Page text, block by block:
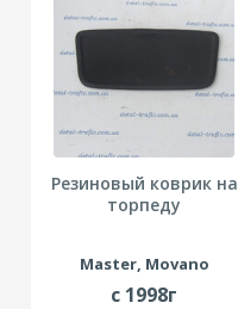
Резиновый коврик на
торпеду
Master, Movano
с 1998г